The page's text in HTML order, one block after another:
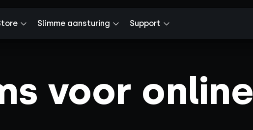
Slimme aansturing Support
voor online